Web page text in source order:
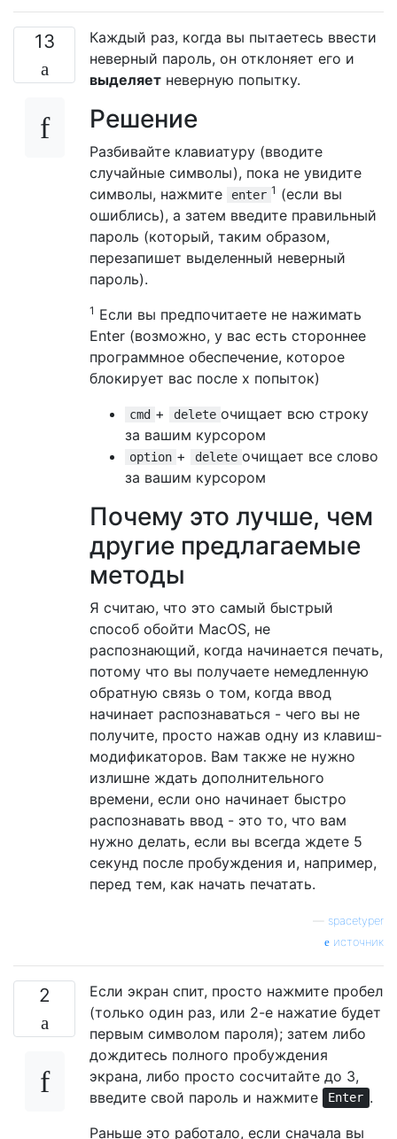
13
Каждый раз, когда вы пытаетесь ввести
неверный пароль, он отклоняет его и
выделяет неверную попытку.
Решение
Разбивайте клавиатуру (вводите
случайные символы), пока не увидите
символы, нажмите
enter 1 (если вы
ошиблись), а затем введите правильный
пароль (который, таким образом,
перезапишет выделенный неверный
пароль).
1 Если вы предпочитаете не нажимать
Enter (возможно, у вас есть стороннее
программное обеспечение, которое
блокирует вас после x попыток)
cmd + delete очищает всю строку
за вашим курсором
option + delete очищает все слово
за вашим курсором
Почему это лучше, чем
другие предлагаемые
методы
Я считаю, что это самый быстрый
способ обойти MacOS, не
распознающий, когда начинается печать,
потому что вы получаете немедленную
обратную связь о том, когда ввод
начинает распознаваться - чего вы не
получите, просто нажав одну из клавиш-
модификаторов. Вам также не нужно
излишне ждать дополнительного
времени, если оно начинает быстро
распознавать ввод - это то, что вам
нужно делать, если вы всегда ждете 5
секунд после пробуждения и, например,
перед тем, как начать печатать.
spacetyper
источник
2
Если экран спит, просто нажмите пробел
(только один раз, или 2-е нажатие будет
первым символом пароля); затем либо
дождитесь полного пробуждения
экрана, либо просто сосчитайте до 3,
введите свой пароль и нажмите
Enter .
Раньше это работало, если сначала вы